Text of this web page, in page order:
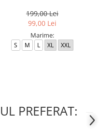
199,00 Lei
99,00 Lei
Marime:
S M L XL XXL
PREFERAT: